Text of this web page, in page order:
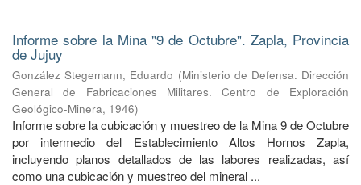
Informe sobre la Mina "9 de Octubre". Zapla, Provincia
de Jujuy
González Stegemann, Eduardo (Ministerio de Defensa. Dirección
General de Fabricaciones Militares. Centro de Exploración
Geológico-Minera, 1946)
Informe sobre la cubicación y muestreo de la Mina 9 de Octubre
por intermedio del Establecimiento Altos Hornos Zapla,
incluyendo planos detallados de las labores realizadas, así
como una cubicación y muestreo del mineral ...